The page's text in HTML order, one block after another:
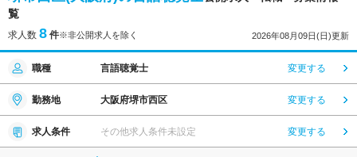
覧
求人数 8 件※非公開求人を除く 2026年08月09日(日)更新
職種 言語聴覚士 変更する
勤務地 大阪府堺市西区 変更する
求人条件 その他求人条件未設定 変更する